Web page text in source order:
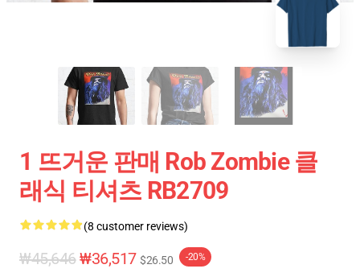
1 뜨거운 판매 Rob Zombie 클
래식 티셔츠 RB2709
(8 customer reviews)
₩45,646₩36,517 $26.50 -20%